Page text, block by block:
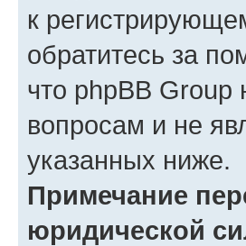
к
обратитесь за
что phpBB
вопросам и не
указанных ниже.
Примечание
юридической